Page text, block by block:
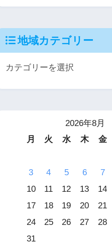
地域カテゴリー
2026年8月
月
火 水 木 金
3
4 5 6 7
10
11 12 13 14
17
18 19 20 21
24
25 26 27 28
31